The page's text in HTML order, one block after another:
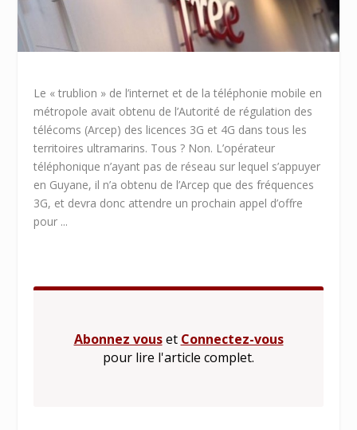
Le « trublion » de l’internet et de la téléphonie mobile en
métropole avait obtenu de l’Autorité de régulation des
télécoms (Arcep) des licences 3G et 4G dans tous les
territoires ultramarins. Tous ? Non. L’opérateur
téléphonique n’ayant pas de réseau sur lequel s’appuyer
en Guyane, il n’a obtenu de l’Arcep que des fréquences
3G, et devra donc attendre un prochain appel d’offre
pour ...
Abonnez vouset Connectez-vous
pour lire l'article complet.